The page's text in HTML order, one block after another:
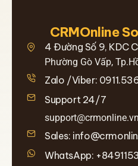
CRMOnline
4 Đường Số 9, KDC
Phường Gò Vấp,
Zalo /Viber:
Support 24/7
support@crmonline.vn
Sales:
WhatsApp: